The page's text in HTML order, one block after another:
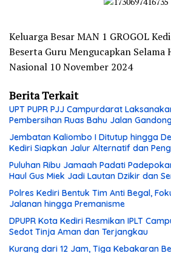
Keluarga Besar MAN 1 GROGOL
Beserta Guru Mengucapkan Selama
Nasional 10 November 2024
Berita Terkait
UPT PUPR PJJ Campurdarat
Pembersihan Ruas Bahu Jalan
Jembatan Kaliombo I Ditutup hingga
Kediri Siapkan Jalur Alternatif dan
Puluhan Ribu Jamaah Padati
Haul Gus Miek Jadi Lautan Dzikir dan
Polres Kediri Bentuk Tim Anti Begal,
Jalanan hingga Premanisme
DPUPR Kota Kediri Resmikan IPLT
Sedot Tinja Aman dan Terjangkau
Kurang dari 12 Jam, Tiga Kebakaran